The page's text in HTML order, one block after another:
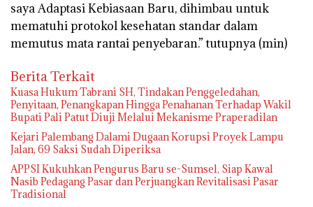
saya Adaptasi Kebiasaan Baru, dihimbau untuk
mematuhi protokol kesehatan standar dalam
memutus mata rantai penyebaran.” tutupnya (min)
Berita Terkait
‎Kuasa Hukum Tabrani SH, Tindakan Penggeledahan,
Penyitaan, Penangkapan Hingga Penahanan Terhadap Wakil
Bupati Pali Patut Diuji Melalui Mekanisme Praperadilan
Kejari Palembang Dalami Dugaan Korupsi Proyek Lampu
Jalan, 69 Saksi Sudah Diperiksa
APPSI Kukuhkan Pengurus Baru se-Sumsel, Siap Kawal
Nasib Pedagang Pasar dan Perjuangkan Revitalisasi Pasar
Tradisional